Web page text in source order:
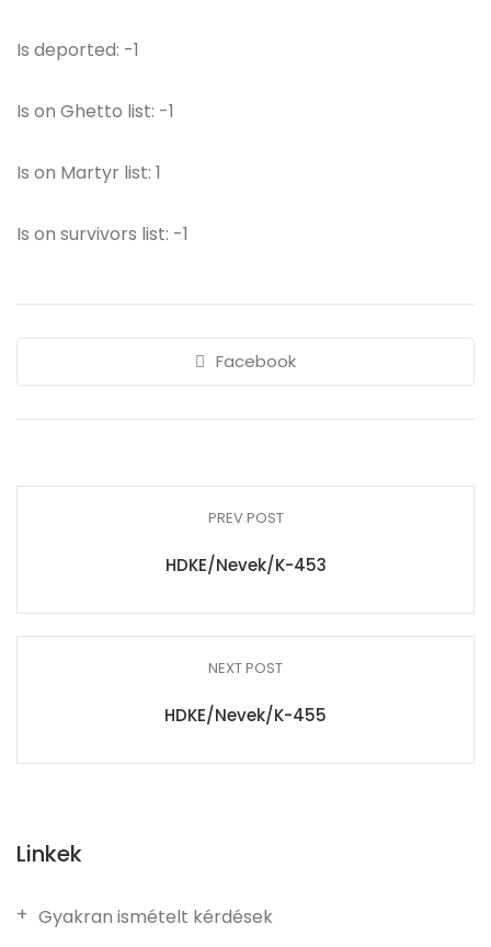
Is deported: -1
Is on Ghetto list: -1
Is on Martyr list: 1
Is on survivors list: -1
Facebook
PREV POST
HDKE/Nevek/K-453
NEXT POST
HDKE/Nevek/K-455
Linkek
Gyakran ismételt kérdések